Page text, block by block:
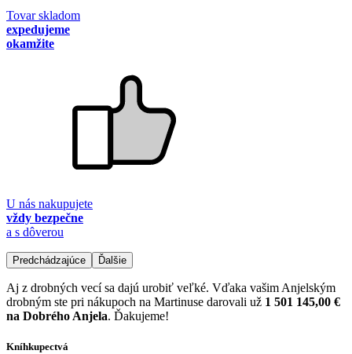
Tovar skladom
expedujeme
okamžite
U nás nakupujete
vždy bezpečne
a s dôverou
Predchádzajúce Ďalšie
Aj z drobných vecí sa dajú urobiť veľké. Vďaka vašim Anjelským
drobným ste pri nákupoch na Martinuse darovali už 1 501 145,00 €
na Dobrého Anjela. Ďakujeme!
Kníhkupectvá